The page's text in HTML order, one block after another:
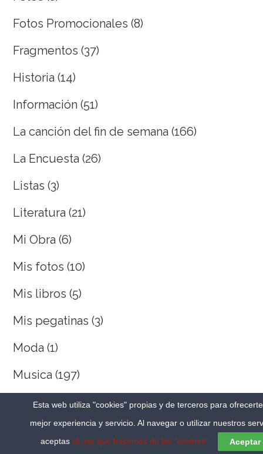
Fotos Promocionales (8)
Fragmentos (37)
Historia (14)
Información (51)
La canción del fin de semana (166)
La Encuesta (26)
Listas (3)
Literatura (21)
Mi Obra (6)
Mis fotos (10)
Mis libros (5)
Mis pegatinas (3)
Moda (1)
Musica (197)
Original y Copia(57)
Otros(60)
Esta web utiliza "cookies" propias y de terceros para
mejor experiencia y servicio. Al navegar o utilizar nuestros
aceptas el uso que hacemos de las "cookies" Aceptar